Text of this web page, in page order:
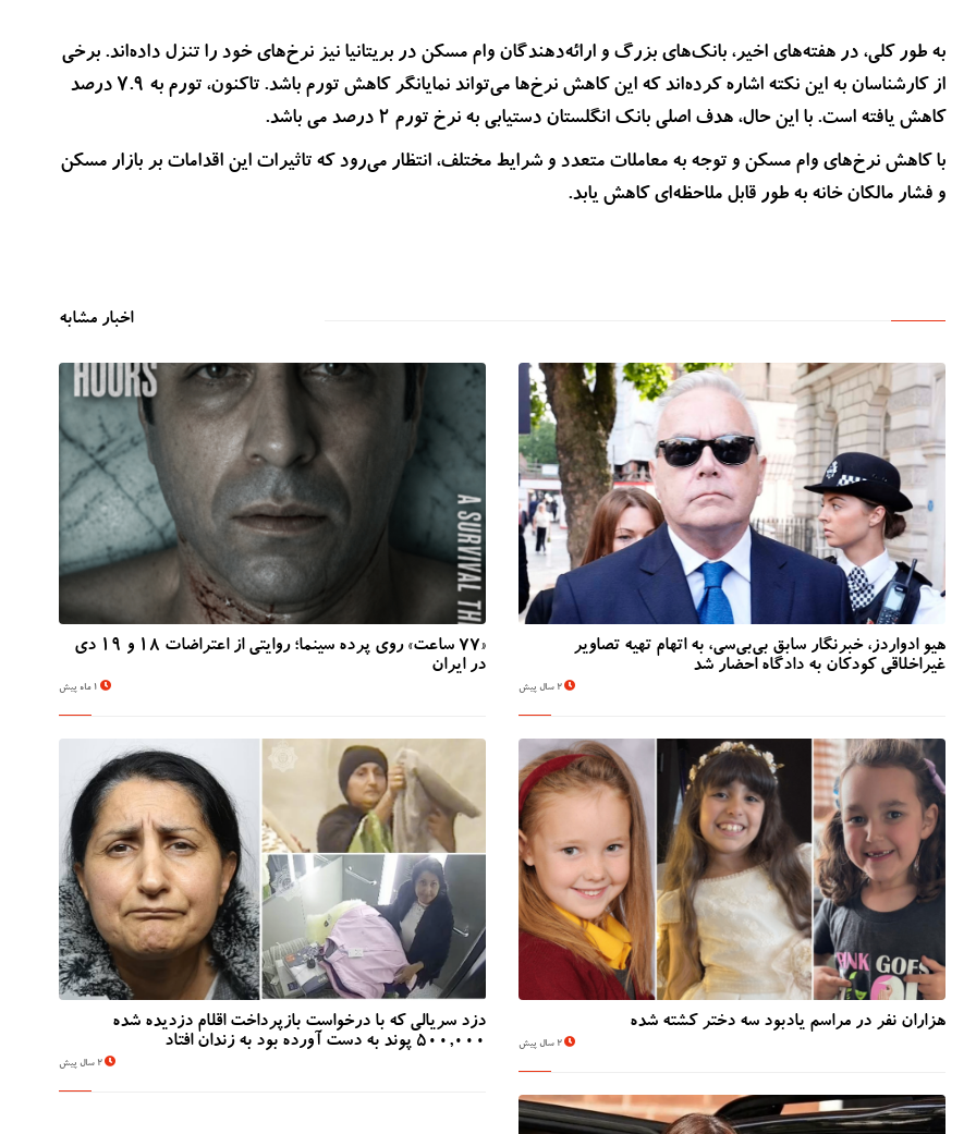
به طور کلی، در هفته‌های اخیر، بانک‌های بزرگ و ارائه‌دهندگان وام مسکن در بریتانیا نیز نرخ‌های خود را تنزل داده‌اند. برخی
از کارشناسان به این نکته اشاره کرده‌اند که این کاهش نرخ‌ها می‌تواند نمایانگر کاهش تورم باشد. تاکنون، تورم به 7.9 درصد
کاهش یافته است. با این حال، هدف اصلی بانک انگلستان دستیابی به نرخ تورم 2 درصد می‌ باشد.
با کاهش نرخ‌های وام مسکن و توجه به معاملات متعدد و شرایط مختلف، انتظار می‌رود که تاثیرات این اقدامات بر بازار مسکن
و فشار مالکان خانه به طور قابل ملاحظه‌ای کاهش یابد.
اخبار مشابه
«۷۷ ساعت» روی پرده سینما؛ روایتی از اعتراضات ۱۸ و ۱۹ دی
در ایران
هیو ادواردز، خبرنگار سابق بی‌بی‌سی، به اتهام تهیه تصاویر
غیراخلاقی کودکان به دادگاه احضار شد
2 سال پیش
دزد سریالی که با درخواست بازپرداخت اقلام دزدیده شده
500,000 پوند به دست آورده بود به زندان افتاد
2 سال پیش
هزاران نفر در مراسم یادبود سه دختر کشته شده
2 سال پیش